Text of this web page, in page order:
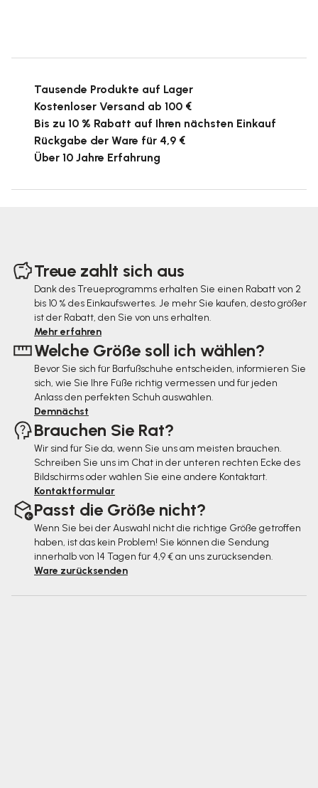
Tausende Produkte auf Lager
Kostenloser Versand ab 100 €
Bis zu 10 % Rabatt auf Ihren nächsten Einkauf
Rückgabe der Ware für 4,9 €
Über 10 Jahre Erfahrung
Treue zahlt sich aus
Dank des Treueprogramms erhalten Sie einen Rabatt von 2
bis 10 % des Einkaufswertes. Je mehr Sie kaufen, desto größer
ist der Rabatt, den Sie von uns erhalten.
Mehr erfahren
Welche Größe soll ich wählen?
Bevor Sie sich für Barfußschuhe entscheiden, informieren Sie
sich, wie Sie Ihre Füße richtig vermessen und für jeden
Anlass den perfekten Schuh auswählen.
Demnächst
Brauchen Sie Rat?
Wir sind für Sie da, wenn Sie uns am meisten brauchen.
Schreiben Sie uns im Chat in der unteren rechten Ecke des
Bildschirms oder wählen Sie eine andere Kontaktart.
Kontaktformular
Passt die Größe nicht?
Wenn Sie bei der Auswahl nicht die richtige Größe getroffen
haben, ist das kein Problem! Sie können die Sendung
innerhalb von 14 Tagen für 4,9 € an uns zurücksenden.
Ware zurücksenden